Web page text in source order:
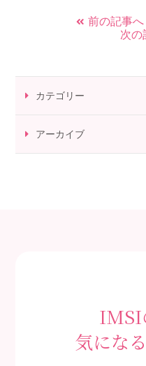
前の記事へ
次の
カテゴリー
アーカイブ
IMSI
気にな